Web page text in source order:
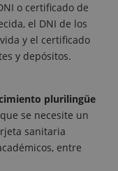
o certificado de
el DNI de los
y el certificado
y depósitos.
plurilingüe
se necesite un
sanitaria
entre